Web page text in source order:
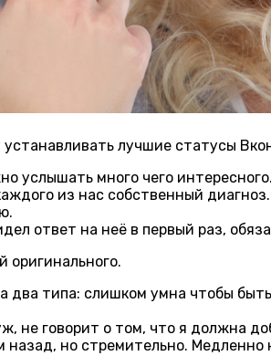
лучшие статусы
услышать много чего интересного.
из нас собственный диагноз.
ответ на неё в первый раз,
оригинального.
типа: слишком умна чтобы
не говорит о том, что я должна
назад, но стремительно.